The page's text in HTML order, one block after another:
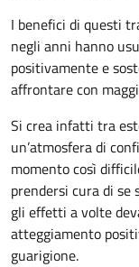
I benefici di questi
negli anni hanno
positivamente e
affrontare con
Si crea infatti tra
un’atmosfera di
momento così
prendersi cura di se
gli effetti a volte
atteggiamento
guarigione.